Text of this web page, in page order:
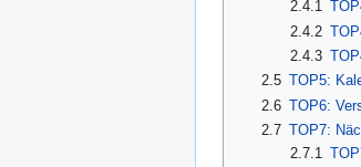
2.4.1
2.4.2
2.4.3
2.5 TOP5:
2.6 TOP6:
2.7 TOP7:
2.7.1